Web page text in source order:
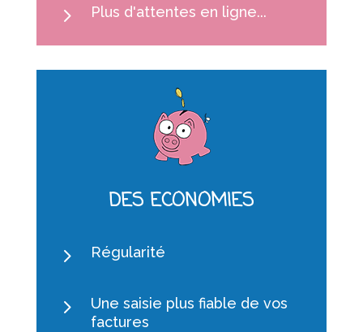
5 Plus d'attentes en ligne...
DES ECONOMIES
5 Régularité
5
Une saisie plus fiable de vos
factures